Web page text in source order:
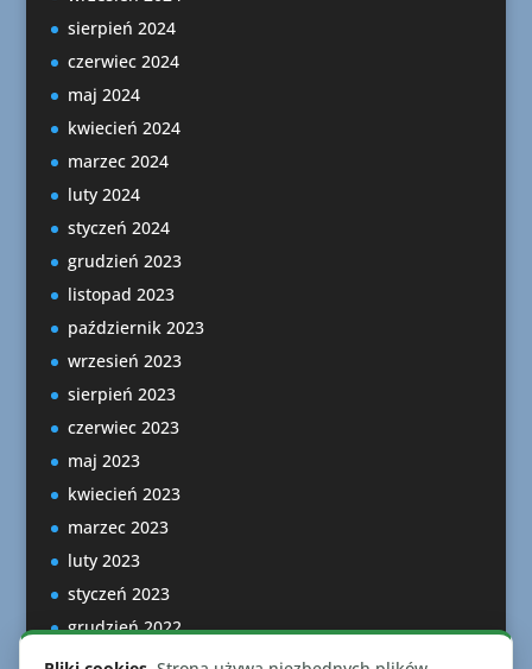
sierpień 2024
czerwiec 2024
maj 2024
kwiecień 2024
marzec 2024
luty 2024
styczeń 2024
grudzień 2023
listopad 2023
październik 2023
wrzesień 2023
sierpień 2023
czerwiec 2023
maj 2023
kwiecień 2023
marzec 2023
luty 2023
styczeń 2023
grudzień 2022
listopad 2022